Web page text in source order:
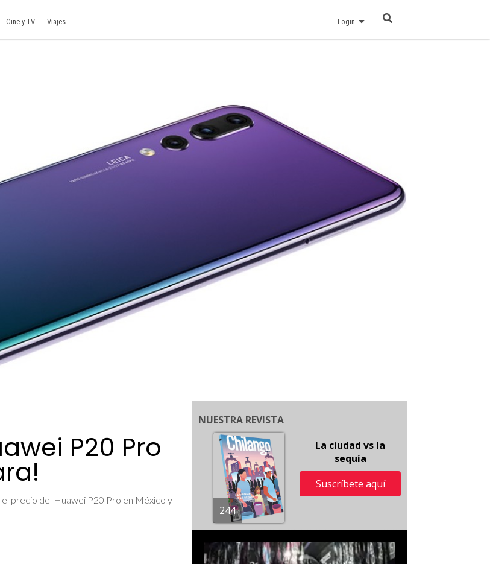
Cine y TV Viajes Login
P20 Pro
precio del Huawei P20 Pro en México y
NUESTRA REVISTA
244
La ciudad vs la
sequía
Suscríbete aquí